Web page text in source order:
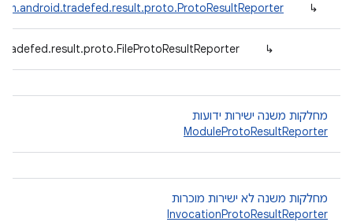
↳
↳
מחלקות משנה ישירות ידועות
ModuleProtoResultReporter
מחלקות משנה לא ישירות מוכרות
InvocationProtoResultReporter